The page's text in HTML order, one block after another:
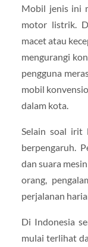
Mobil jenis ini
motor listrik.
macet atau
mengurangi
pengguna
mobil
dalam kota.
Selain soal irit
berpengaruh.
dan suara
orang,
perjalanan
Di Indonesia
mulai terlihat